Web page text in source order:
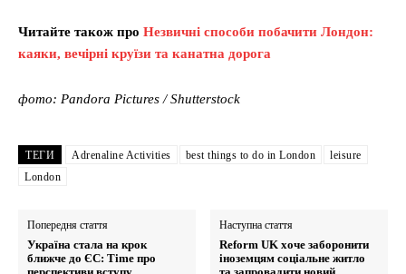
Читайте також про Незвичні способи побачити Лондон:
каяки, вечірні круїзи та канатна дорога
фото: Pandora Pictures / Shutterstock
ТЕГИ Adrenaline Activities best things to do in London
leisure
London
Попередня стаття
Україна стала на крок
ближче до ЄС: Time про
Наступна стаття
Reform UK хоче заборонити
іноземцям соціальне житло